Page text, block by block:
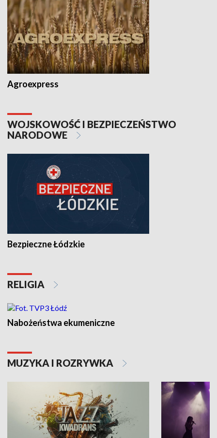
Agroexpress
WOJSKOWOŚĆ I BEZPIECZEŃSTWO
NARODOWE
Bezpieczne Łódzkie
RELIGIA
Nabożeństwa ekumeniczne
MUZYKA I ROZRYWKA